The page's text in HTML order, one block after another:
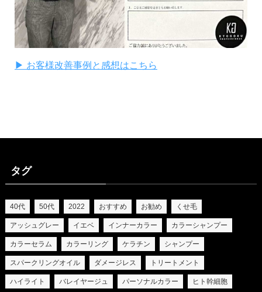
▶ お客様改善事例と感想はこちら
タグ
40代 50代 2022 おすすめ お勧め くせ毛
アッシュグレー イエベ インナーカラー カラーシャンプー
カラーセラム カラーリング ケラチン シャンプー
スパークリングオイル ダメージレス トリートメント
ハイライト バレイヤージュ パーソナルカラー ヒト幹細胞